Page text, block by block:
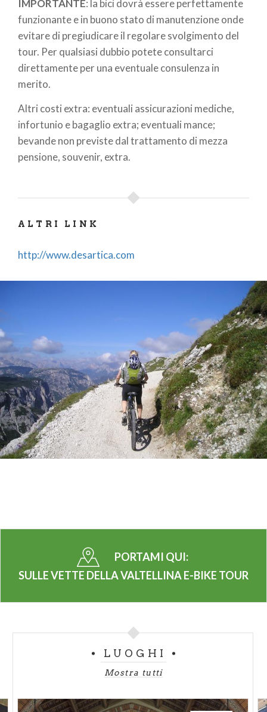
IMPORTANTE: la bici dovrà essere perfettamente
funzionante e in buono stato di manutenzione onde
evitare di pregiudicare il regolare svolgimento del
tour. Per qualsiasi dubbio potete consultarci
direttamente per una eventuale consulenza in
merito.
Altri costi extra: eventuali assicurazioni mediche,
infortunio e bagaglio extra; eventuali mance;
bevande non previste dal trattamento di mezza
pensione, souvenir, extra.
ALTRI LINK
http://www.desartica.com
PORTAMI QUI:
SULLE VETTE DELLA VALTELLINA E-BIKE TOUR
LUOGHI
Mostra tutti